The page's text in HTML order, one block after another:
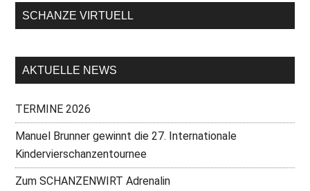
SCHANZE VIRTUELL
AKTUELLE NEWS
TERMINE 2026
Manuel Brunner gewinnt die 27. Internationale
Kindervierschanzentournee
Zum SCHANZENWIRT Adrenalin